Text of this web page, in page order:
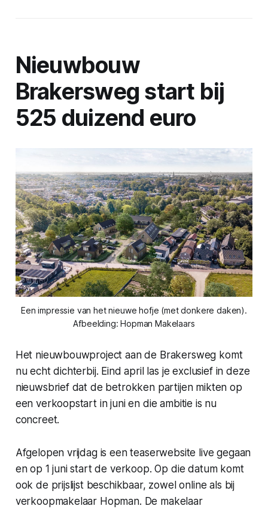
Nieuwbouw
Brakersweg start bij
525 duizend euro
Een impressie van het nieuwe hofje (met donkere daken).
Afbeelding: Hopman Makelaars
Het nieuwbouwproject aan de Brakersweg komt
nu echt dichterbij. Eind april las je exclusief in deze
nieuwsbrief dat de betrokken partijen mikten op
een verkoopstart in juni en die ambitie is nu
concreet.
Afgelopen vrijdag is een teaserwebsite live gegaan
en op 1 juni start de verkoop. Op die datum komt
ook de prijslijst beschikbaar, zowel online als bij
verkoopmakelaar Hopman. De makelaar